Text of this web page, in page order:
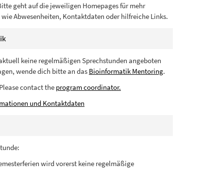
geht auf die jeweiligen Homepages für mehr
Abwesenheiten, Kontaktdaten oder hilfreiche Links.
keine regelmäßigen Sprechstunden angeboten
wende dich bitte an das Bioinformatik Mentoring.
contact the program coordinator.
und Kontaktdaten
wird vorerst keine regelmäßige